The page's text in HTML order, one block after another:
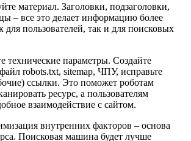
материал. Заголовки, подзаголовки,
– все это делает информацию более
для пользователей, так и для поисковых
технические параметры. Создайте
robots.txt, sitemap, ЧПУ, исправьте
ссылки. Это поможет роботам
ресурс, а пользователям
взаимодействие с сайтом.
внутренних факторов – основа
Поисковая машина будет лучше